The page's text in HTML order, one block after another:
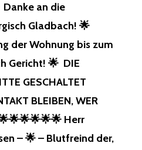
an die
Gladbach! 🌟
der Wohnung bis zum
Gericht! 🌟 DIE
GESCHALTET
BLEIBEN, WER
Herr
– 🌟 – Blutfreind der,